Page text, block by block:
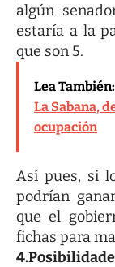
algún
estaría a la
que son 5.
Lea También:
La Sabana,
ocupación
Así pues, si
podrían
que el
fichas para